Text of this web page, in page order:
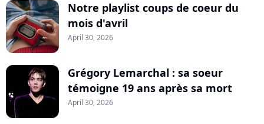
Notre playlist coups de coeur du
mois d'avril
April 30, 2026
Grégory Lemarchal : sa soeur
témoigne 19 ans après sa mort
April 30, 2026